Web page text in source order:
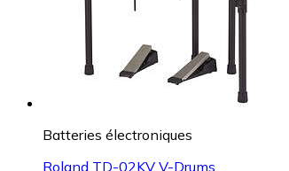
Batteries électroniques
Roland TD-02KV V-Drums